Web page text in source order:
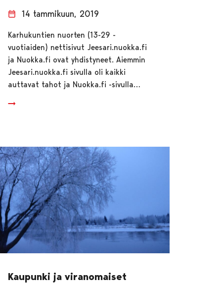
14 tammikuun, 2019
Karhukuntien nuorten (13-29 -
vuotiaiden) nettisivut Jeesari.nuokka.fi
ja Nuokka.fi ovat yhdistyneet. Aiemmin
Jeesari.nuokka.fi sivulla oli kaikki
auttavat tahot ja Nuokka.fi -sivulla…
Kaupunki ja viranomaiset